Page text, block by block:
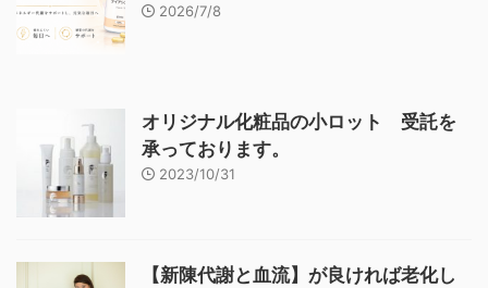
2026/7/8
オリジナル化粧品の小ロット 受託を
承っております。
2023/10/31
【新陳代謝と血流】が良ければ老化し